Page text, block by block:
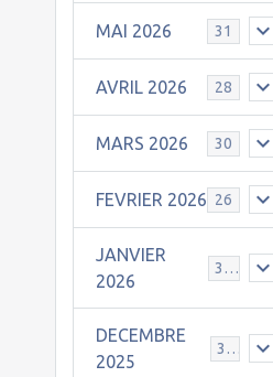
MAI 2026 31
AVRIL 2026 28
MARS 2026 30
FEVRIER 2026 26
JANVIER
2026
31
DECEMBRE
2025
30